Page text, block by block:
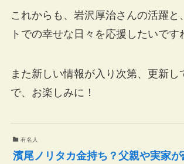
これからも、岩沢厚治さんの活躍と
トでの幸せな日々を応援したいです
また新しい情報が入り次第、更新し
で、お楽しみに！
有名人
濱尾ノリタカ金持ち？父親や実家